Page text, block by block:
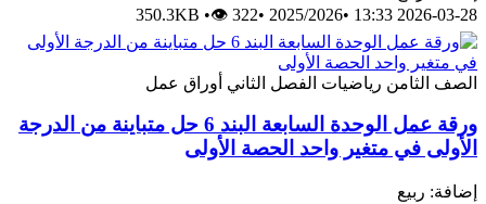
2026-03-28 13:33
•
2025/2026
•
350.3KB •👁 322
الصف الثامن رياضيات الفصل الثاني أوراق عمل
ورقة عمل الوحدة السابعة البند 6 حل متباينة من الدرجة
الأولى في متغير واحد الحصة الأولى
إضافة: ربيع